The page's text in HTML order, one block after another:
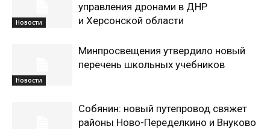
Новости
управления дронами в ДНР
и Херсонской области
Новости
Минпросвещения утвердило новый
перечень школьных учебников
Собянин: новый путепровод свяжет
районы Ново-Переделкино и Внуково